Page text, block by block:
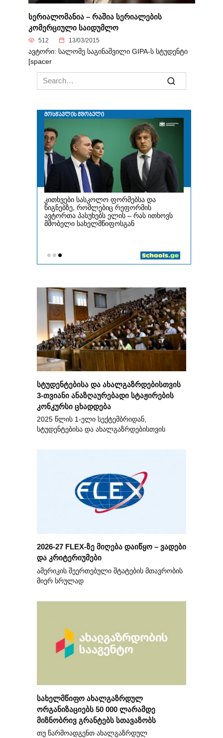
სერიალომანია – რაშია სერიალების
კომერციული საიდუმლო
512 13/03/2015
ავტორი: სალომე საგინაშვილი GIPA-ს სტუდენტი
[spacer
Search
for:
სტუდენტებისა და ახალგაზრდებისთვის
3-თვიანი ანაზღაურებადი სტაჟირების
კონკურსი ცხადდება
2025 წლის 1-ელი სექტემბრიდან,
სტუდენტებისა და ახალგაზრდებისთვის
2026-27 FLEX-ზე მიღება დაიწყო – ვადები
და კრიტერიუმები
ამერიკის შეერთებული შტატების მთავრობის
მიერ სრულად
სახელმწიფო ახალგაზრდულ
ორგანიზაციებს 50 000 ლარამდე
მიზნობრივ გრანტებს სთავაზობს
თუ წარმოადგენთ ახალგაზრდულ